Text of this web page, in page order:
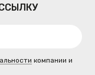
компании и